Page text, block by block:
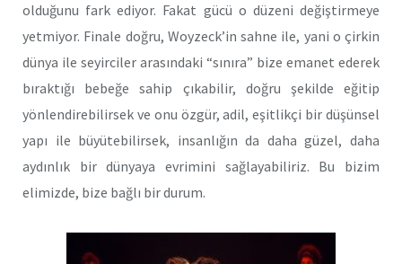
olduğunu fark ediyor. Fakat gücü o düzeni değiştirmeye
yetmiyor. Finale doğru, Woyzeck’in sahne ile, yani o çirkin
dünya ile seyirciler arasındaki “sınıra” bize emanet ederek
bıraktığı bebeğe sahip çıkabilir, doğru şekilde eğitip
yönlendirebilirsek ve onu özgür, adil, eşitlikçi bir düşünsel
yapı ile büyütebilirsek, insanlığın da daha güzel, daha
aydınlık bir dünyaya evrimini sağlayabiliriz. Bu bizim
elimizde, bize bağlı bir durum.